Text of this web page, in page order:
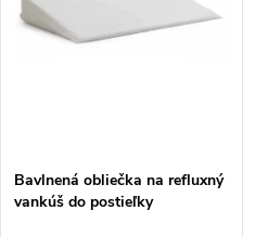
Bavlnená obliečka na refluxný
vankúš do postieľky